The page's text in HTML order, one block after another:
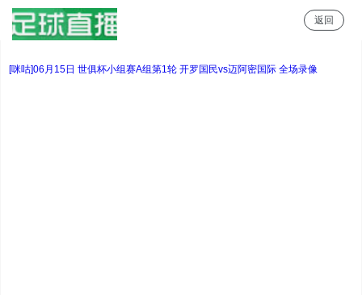
返回
[咪咕]06月15日 世俱杯小组赛A组第1轮 开罗国民vs迈阿密国际 全场录像